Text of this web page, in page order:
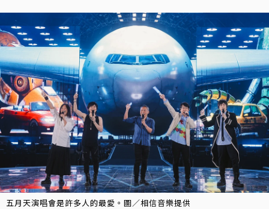
五月天演唱會是許多人的最愛。圖／相信音樂提供